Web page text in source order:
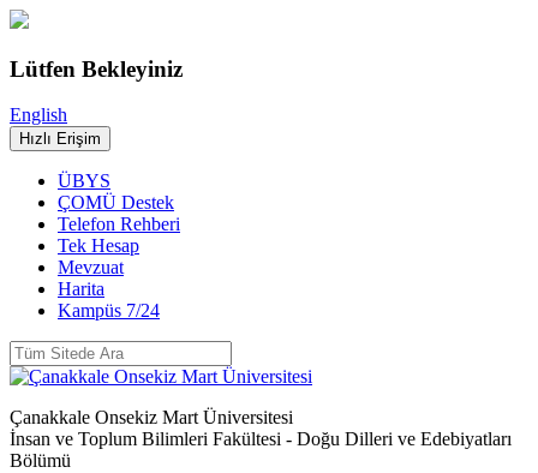
Lütfen Bekleyiniz
English
Hızlı Erişim
ÜBYS
ÇOMÜ Destek
Telefon Rehberi
Tek Hesap
Mevzuat
Harita
Kampüs 7/24
Çanakkale Onsekiz Mart Üniversitesi
İnsan ve Toplum Bilimleri Fakültesi - Doğu Dilleri ve Edebiyatları
Bölümü